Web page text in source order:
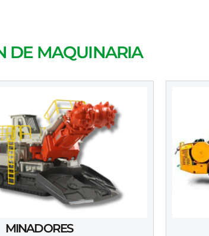
DE MAQUINARIA
MINADORES